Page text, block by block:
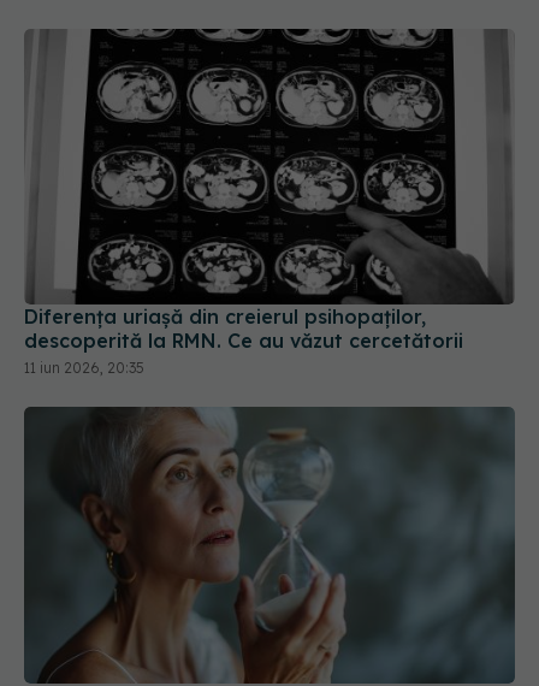
11 iun 2026, 20:35
Perimenopauza, riscuri psihice. Tulburarea
perimenopauza
28 dec 2024, 13:41